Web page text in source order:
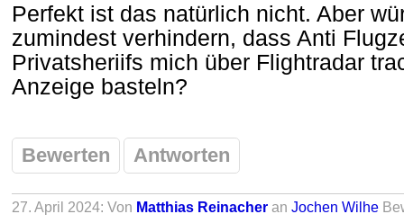
Perfekt ist das natürlich nicht. Aber
zumindest verhindern, dass Anti
Privatsheriifs mich über Flightradar
Anzeige basteln?
Bewerten Antworten
27. April 2024: Von Matthias Reinacher an Jochen Wilhe